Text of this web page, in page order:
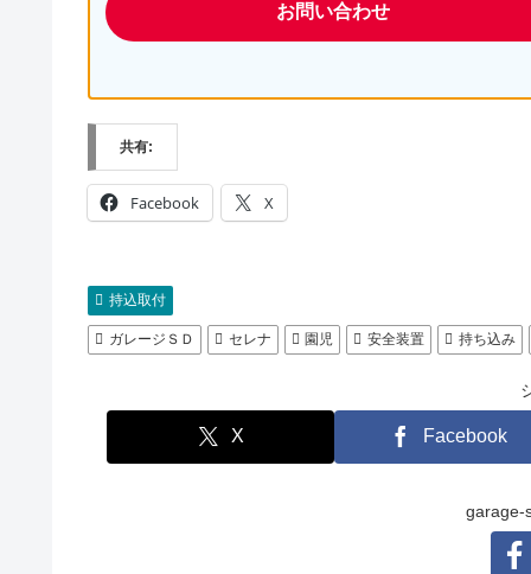
お問い合わせ
共有:
Facebook X
持込取付
ガレージＳＤ セレナ 園児 安全装置 持ち込み
X Facebook
garage-